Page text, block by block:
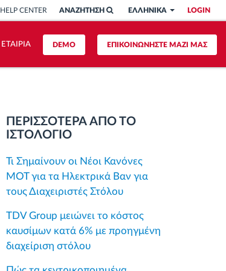
LOGIN
ΕΛΛΗΝΙΚΑ
ΑΝΑΖΗΤΗΣΗ
HELP CENTER
ΕΠΙΚΟΙΝΩΝΗΣΤΕ ΜΑΖΙ ΜΑΣ
DEMO
ΕΤΑΙΡΙΑ
ΠΕΡΙΣΣΟΤΕΡΑ ΑΠΟ ΤΟ
ΙΣΤΟΛΟΓΙΟ
Τι Σημαίνουν οι Νέοι Κανόνες
MOT για τα Ηλεκτρικά Βαν για
τους Διαχειριστές Στόλου
TDV Group μειώνει το κόστος
καυσίμων κατά 6% με προηγμένη
διαχείριση στόλου